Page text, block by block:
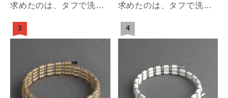
求めたのは、タフで洗練された美しさ。汗に強く、耐久性の高さにもこだわった 高品質ステンレスモデル。コアフォースループ サス70cmサイズ【商品情報】■サイズ：70㎝■素材：SUS316(装飾部材)・フェライト磁石・サマコバ磁石・SUS316(キャップ部分)・SUS304(ワイヤー部分)《利用可能な決済方法》クレジットカード（Visa / Mastercard / JCB / American Express / Diners Club）／Amazon Pay／PayPay／キャリア決済／代金引換※合計30万円（税込）を超える商品は代金引換はご利用いただけません。予めご了承ください
求めたのは、タフで洗練された美しさ。汗に強く、耐久性の高さにもこだわった 高品質ステンレスモデル。【商品情報】■サイズ：70㎝■素材：SUS316(装飾部材)・フェライト磁石・サマコバ磁石・SUS316(キャップ部分)・SUS304(ワイヤー部分)《利用可能な決済方法》クレジットカード（Visa / Mastercard / JCB / American Express / Diners Club）／Amazon Pay／PayPay／キャリア決済／代金引換※合計30万円（税込）を超える商品は代金引換はご利用いただけません。予めご了承ください
3 4